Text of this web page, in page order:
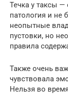
Течка у таксы —
патология и не
неопытные
пустовки, но
правила
Также очень
чувствовала
Нельзя во